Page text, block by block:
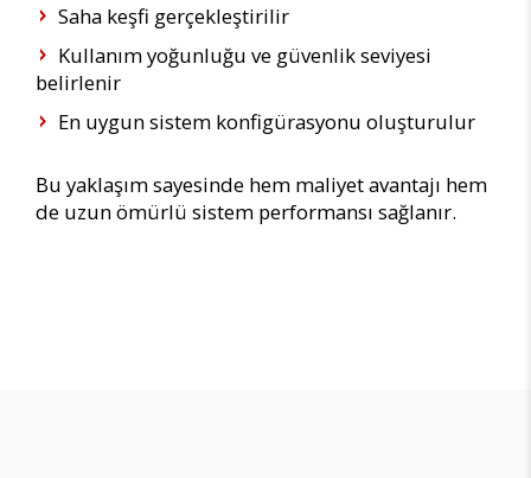
Saha keşfi gerçekleştirilir
Kullanım yoğunluğu ve güvenlik seviyesi
belirlenir
En uygun sistem konfigürasyonu oluşturulur
Bu yaklaşım sayesinde hem maliyet avantajı hem
de uzun ömürlü sistem performansı sağlanır.